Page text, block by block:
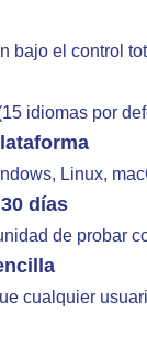
bajo el control
idiomas por
Linux,
días
de probar
cualquier